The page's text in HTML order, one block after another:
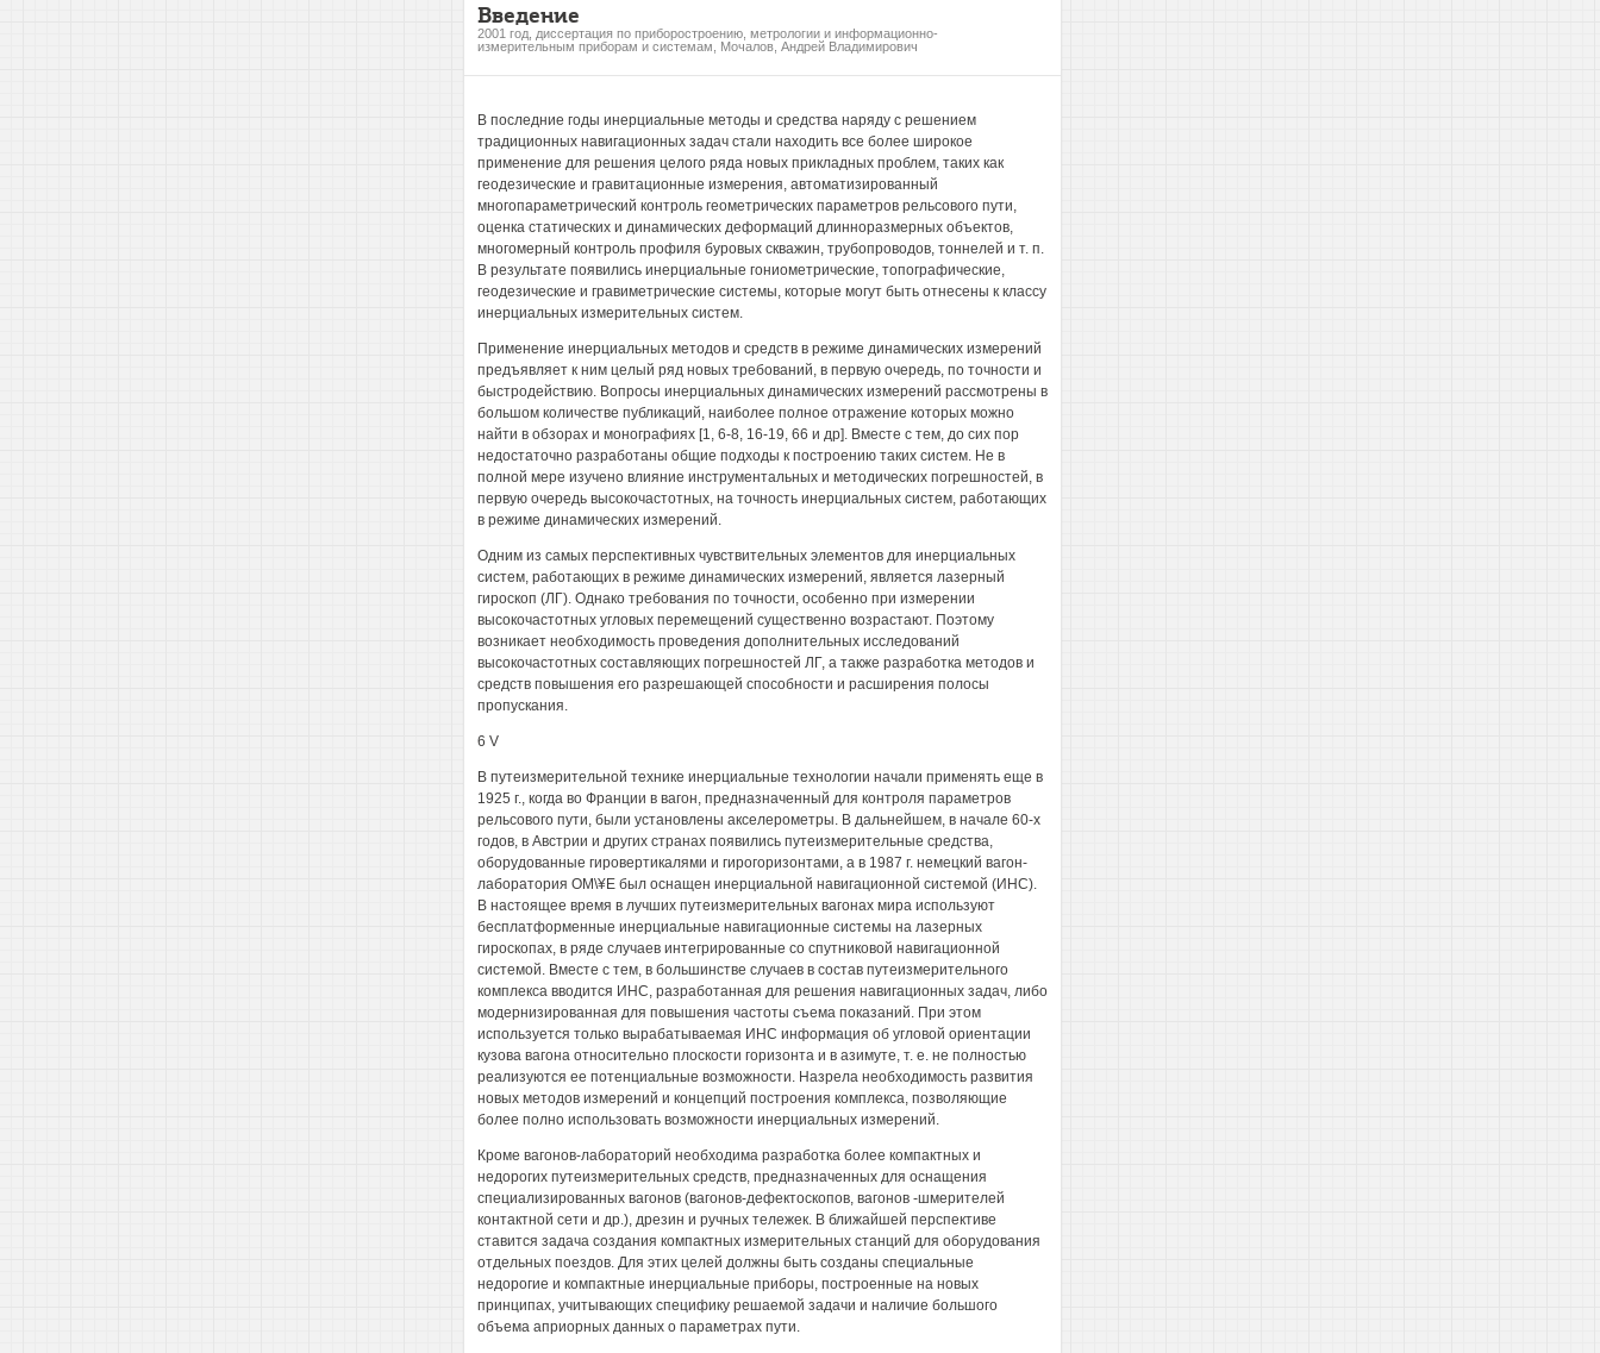
Введение
2001 год, диссертация по приборостроению, метрологии и информационно-
измерительным приборам и системам, Мочалов, Андрей Владимирович
В последние годы инерциальные методы и средства наряду с решением
традиционных навигационных задач стали находить все более широкое
применение для решения целого ряда новых прикладных проблем, таких как
геодезические и гравитационные измерения, автоматизированный
многопараметрический контроль геометрических параметров рельсового пути,
оценка статических и динамических деформаций длинноразмерных объектов,
многомерный контроль профиля буровых скважин, трубопроводов, тоннелей и т. п.
В результате появились инерциальные гониометрические, топографические,
геодезические и гравиметрические системы, которые могут быть отнесены к классу
инерциальных измерительных систем.
Применение инерциальных методов и средств в режиме динамических измерений
предъявляет к ним целый ряд новых требований, в первую очередь, по точности и
быстродействию. Вопросы инерциальных динамических измерений рассмотрены в
большом количестве публикаций, наиболее полное отражение которых можно
найти в обзорах и монографиях [1, 6-8, 16-19, 66 и др]. Вместе с тем, до сих пор
недостаточно разработаны общие подходы к построению таких систем. Не в
полной мере изучено влияние инструментальных и методических погрешностей, в
первую очередь высокочастотных, на точность инерциальных систем, работающих
в режиме динамических измерений.
Одним из самых перспективных чувствительных элементов для инерциальных
систем, работающих в режиме динамических измерений, является лазерный
гироскоп (ЛГ). Однако требования по точности, особенно при измерении
высокочастотных угловых перемещений существенно возрастают. Поэтому
возникает необходимость проведения дополнительных исследований
высокочастотных составляющих погрешностей ЛГ, а также разработка методов и
средств повышения его разрешающей способности и расширения полосы
пропускания.
6 V
В путеизмерительной технике инерциальные технологии начали применять еще в
1925 г., когда во Франции в вагон, предназначенный для контроля параметров
рельсового пути, были установлены акселерометры. В дальнейшем, в начале 60-х
годов, в Австрии и других странах появились путеизмерительные средства,
оборудованные гировертикалями и гирогоризонтами, а в 1987 г. немецкий вагон-
лаборатория ОМ\¥Е был оснащен инерциальной навигационной системой (ИНС).
В настоящее время в лучших путеизмерительных вагонах мира используют
бесплатформенные инерциальные навигационные системы на лазерных
гироскопах, в ряде случаев интегрированные со спутниковой навигационной
системой. Вместе с тем, в большинстве случаев в состав путеизмерительного
комплекса вводится ИНС, разработанная для решения навигационных задач, либо
модернизированная для повышения частоты съема показаний. При этом
используется только вырабатываемая ИНС информация об угловой ориентации
кузова вагона относительно плоскости горизонта и в азимуте, т. е. не полностью
реализуются ее потенциальные возможности. Назрела необходимость развития
новых методов измерений и концепций построения комплекса, позволяющие
более полно использовать возможности инерциальных измерений.
Кроме вагонов-лабораторий необходима разработка более компактных и
недорогих путеизмерительных средств, предназначенных для оснащения
специализированных вагонов (вагонов-дефектоскопов, вагонов -шмерителей
контактной сети и др.), дрезин и ручных тележек. В ближайшей перспективе
ставится задача создания компактных измерительных станций для оборудования
отдельных поездов. Для этих целей должны быть созданы специальные
недорогие и компактные инерциальные приборы, построенные на новых
принципах, учитывающих специфику решаемой задачи и наличие большого
объема априорных данных о параметрах пути.